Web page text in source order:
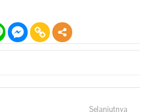
Selanjutnya